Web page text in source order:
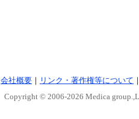
会社概要 ｜ リンク・著作権等について
Copyright © 2006-2026 Medica